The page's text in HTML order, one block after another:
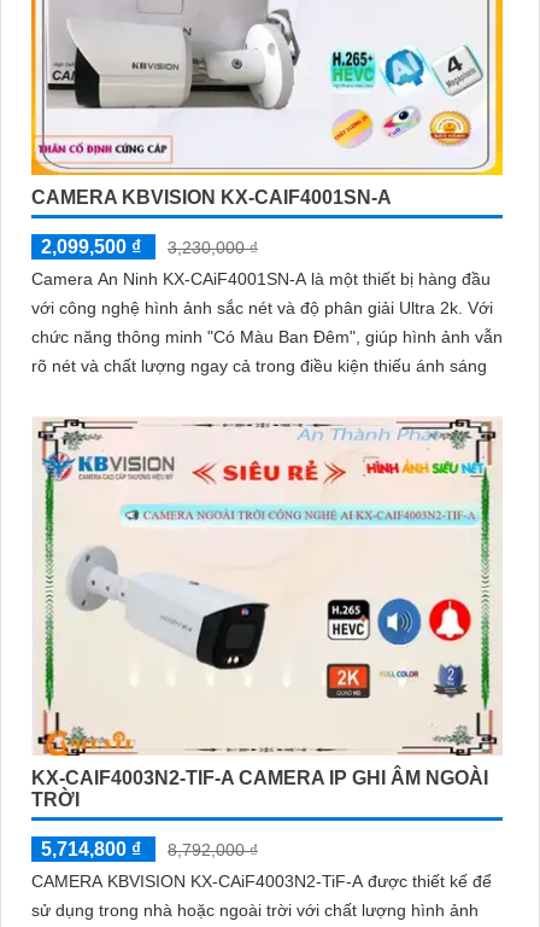
CAMERA KBVISION KX-CAIF4001SN-A
2,099,500 ₫
3,230,000 ₫
Camera An Ninh KX-CAiF4001SN-A là một thiết bị hàng đầu
với công nghệ hình ảnh sắc nét và độ phân giải Ultra 2k. Với
chức năng thông minh "Có Màu Ban Đêm", giúp hình ảnh vẫn
rõ nét và chất lượng ngay cả trong điều kiện thiếu ánh sáng
KX-CAIF4003N2-TIF-A CAMERA IP GHI ÂM NGOÀI
TRỜI
5,714,800 ₫
8,792,000 ₫
CAMERA KBVISION KX-CAiF4003N2-TiF-A được thiết kế để
sử dụng trong nhà hoặc ngoài trời với chất lượng hình ảnh